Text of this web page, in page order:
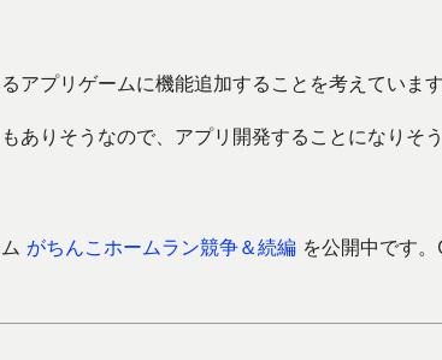
アプリゲームに機能追加することを考えています
ありそうなので、アプリ開発することになりそう
がちんこホームラン競争＆続編 を公開中です